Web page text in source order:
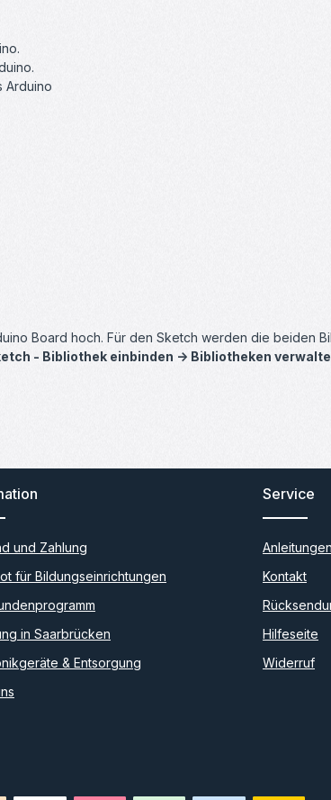
Arduino
Board hoch. Für den Sketch werden die beiden
- Bibliothek einbinden -> Bibliotheken
und Zahlung
für Bildungseinrichtungen
in Saarbrücken
& Entsorgung
Service
Anleitungen
Kontakt
Hilfeseite
Widerruf